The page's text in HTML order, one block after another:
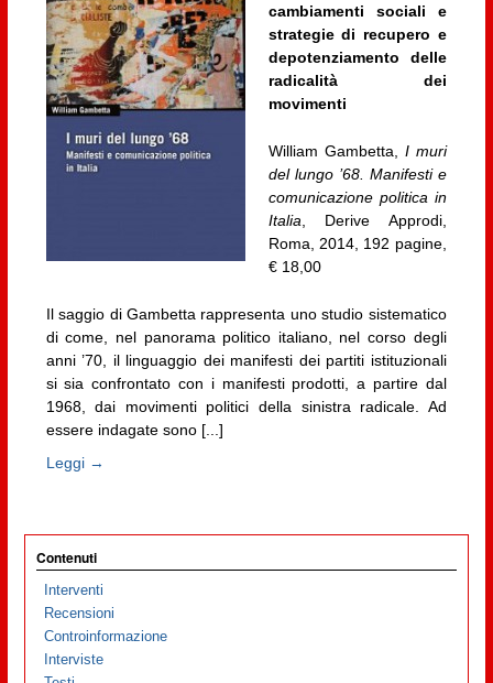
cambiamenti sociali e
strategie di recupero e
depotenziamento delle
radicalità dei
movimenti
William Gambetta, I muri
del lungo ’68. Manifesti e
comunicazione politica in
Italia , Derive Approdi,
Roma, 2014, 192 pagine,
€ 18,00
Il saggio di Gambetta rappresenta uno studio sistematico
di come, nel panorama politico italiano, nel corso degli
anni ’70, il linguaggio dei manifesti dei partiti istituzionali
si sia confrontato con i manifesti prodotti, a partire dal
1968, dai movimenti politici della sinistra radicale. Ad
essere indagate sono [...]
Leggi →
Contenuti
Interventi
Recensioni
Controinformazione
Interviste